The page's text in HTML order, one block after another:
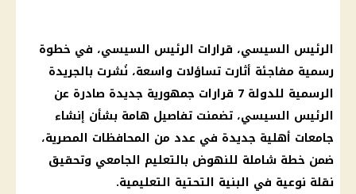
الرئيس السيسي، قرارات الرئيس السيسي، في خطوة
رسمية مفاجئة أثارت تساؤلات واسعة، نُشرت بالجريدة
الرسمية للدولة 7 قرارات جمهورية جديدة صادرة عن
الرئيس السيسي، تضمنت تفاصيل هامة بشأن إنشاء
جامعات أهلية جديدة في عدد من المحافظات المصرية،
ضمن خطة شاملة للنهوض بالتعليم الجامعي وتحقيق
نقلة نوعية في البنية التحتية التعليمية.